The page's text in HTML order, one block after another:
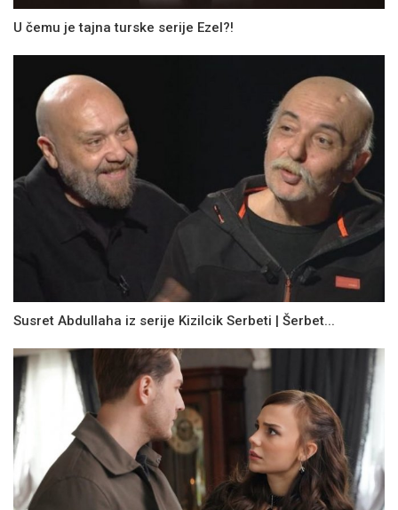
U čemu je tajna turske serije Ezel?!
Susret Abdullaha iz serije Kizilcik Serbeti | Šerbet...